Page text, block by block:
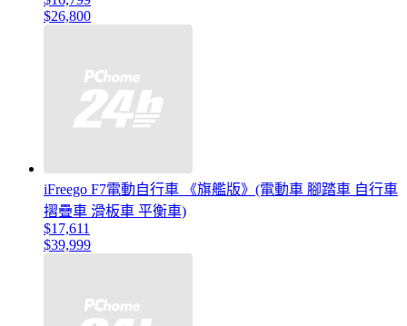
$26,800
iFreego F7電動自行車 《旗艦版》(電動車 腳踏車 自行車
摺疊車 滑板車 平衡車)
$17,611
$39,999